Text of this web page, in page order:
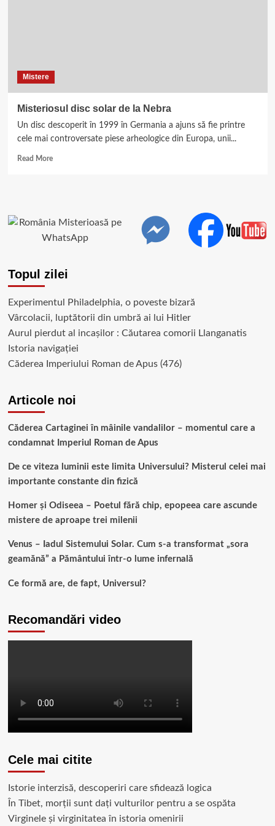
Mistere
Misteriosul disc solar de la Nebra
Un disc descoperit în 1999 în Germania a ajuns să fie printre
cele mai controversate piese arheologice din Europa, unii...
Read MoreRead
de
la
Topul zilei
Experimentul Philadelphia, o poveste bizară
Vârcolacii, luptătorii din umbră ai lui Hitler
Aurul pierdut al incașilor : Căutarea comorii Llanganatis
Istoria navigației
Căderea Imperiului Roman de Apus (476)
Articole noi
Căderea Cartaginei în mâinile vandalilor – momentul care a
condamnat Imperiul Roman de Apus
De ce viteza luminii este limita Universului? Misterul celei mai
importante constante din fizică
Homer și Odiseea – Poetul fără chip, epopeea care ascunde
mistere de aproape trei milenii
Venus – Iadul Sistemului Solar. Cum s-a transformat „sora
geamănă” a Pământului într-o lume infernală
Ce formă are, de fapt, Universul?
Recomandări video
Cele mai citite
Istorie interzisă, descoperiri care sfidează logica
În Tibet, morții sunt dați vulturilor pentru a se ospăta
Virginele şi virginitatea în istoria omenirii